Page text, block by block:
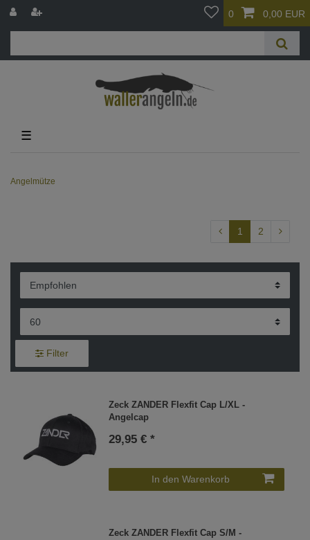
0 0,00 EUR
☰
Angelmütze
1 2
Filter
Zeck ZANDER Flexfit Cap L/XL -
Angelcap
29,95 € *
In den Warenkorb
Zeck ZANDER Flexfit Cap S/M -